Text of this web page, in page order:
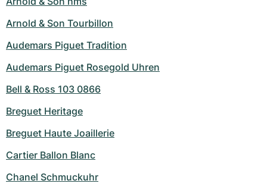
Arnold & Son Tourbillon
Audemars Piguet Tradition
Audemars Piguet Rosegold Uhren
Bell & Ross 103 0866
Breguet Heritage
Breguet Haute Joaillerie
Cartier Ballon Blanc
Chanel Schmuckuhr